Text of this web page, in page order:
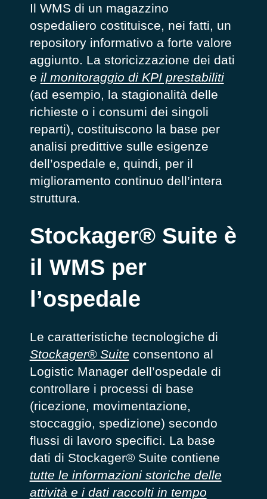
Il WMS di un magazzino
ospedaliero costituisce, nei fatti, un
repository informativo a forte valore
aggiunto. La storicizzazione dei dati
e il monitoraggio di KPI prestabiliti
(ad esempio, la stagionalità delle
richieste o i consumi dei singoli
reparti), costituiscono la base per
analisi predittive sulle esigenze
dell’ospedale e, quindi, per il
miglioramento continuo dell’intera
struttura.
Stockager® Suite è
il WMS per
l’ospedale
Le caratteristiche tecnologiche di
Stockager® Suite consentono al
Logistic Manager dell’ospedale di
controllare i processi di base
(ricezione, movimentazione,
stoccaggio, spedizione) secondo
flussi di lavoro specifici. La base
dati di Stockager® Suite contiene
tutte le informazioni storiche delle
attività e i dati raccolti in tempo